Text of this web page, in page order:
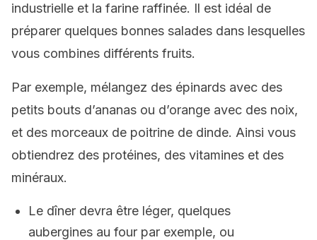
industrielle et la farine raffinée. Il est idéal de
préparer quelques bonnes salades dans lesquelles
vous combines différents fruits.
Par exemple, mélangez des épinards avec des
petits bouts d’ananas ou d’orange avec des noix,
et des morceaux de poitrine de dinde. Ainsi vous
obtiendrez des protéines, des vitamines et des
minéraux.
Le dîner devra être léger, quelques
aubergines au four par exemple, ou